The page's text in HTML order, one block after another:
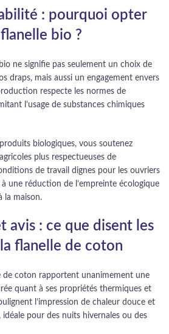
: pourquoi opter
bio ?
ne signifie pas seulement un choix de
draps, mais aussi un engagement envers
respecte les normes de
l’usage de substances chimiques
biologiques, vous soutenez
plus respectueuses de
de travail dignes pour les ouvriers
une réduction de l’empreinte écologique
la maison.
avis : ce que disent les
flanelle de coton
de coton rapportent unanimement une
quant à ses propriétés thermiques et
l’impression de chaleur douce et
idéale pour des nuits hivernales ou des